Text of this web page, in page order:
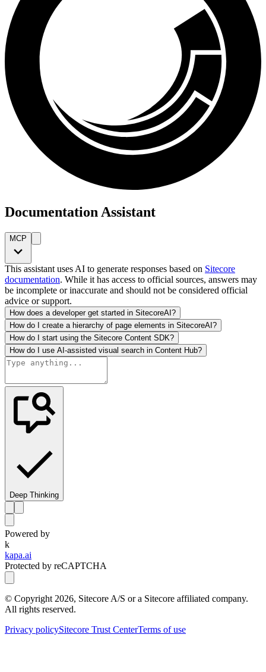
Documentation Assistant
MCP
This assistant uses AI to generate responses based on Sitecore
documentation. While it has access to official sources, answers may
be incomplete or inaccurate and should not be considered official
advice or support.
How does a developer get started in SitecoreAI?
How do I create a hierarchy of page elements in SitecoreAI?
How do I start using the Sitecore Content SDK?
How do I use AI-assisted visual search in Content Hub?
Deep Thinking
Powered by
k
kapa.ai
Protected by reCAPTCHA
© Copyright 2026, Sitecore A/S or a Sitecore affiliated company.
All rights reserved.
Privacy policySitecore Trust CenterTerms of use